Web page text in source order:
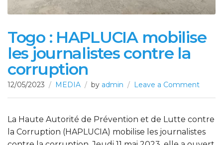
Togo : HAPLUCIA mobilise
les journalistes contre la
corruption
12/05/2023 MEDIA by admin Leave a Comment
La Haute Autorité de Prévention et de Lutte contre
la Corruption (HAPLUCIA) mobilise les journalistes